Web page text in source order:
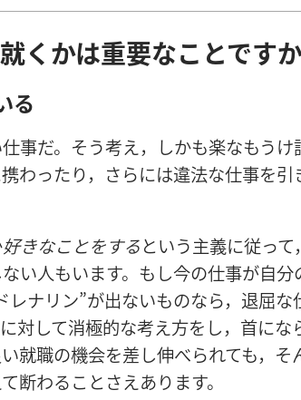
くかは重要なことです
る
事だ。そう考え，しかも楽なもう
わったり，さらには違法な仕事を
好きなことをするという主義に従っ
い人もいます。もし今の仕事が自分
レナリン”が出ないものなら，退屈
対して消極的な考え方をし，首にな
就職の機会を差し伸べられても，
断わることさえあります。